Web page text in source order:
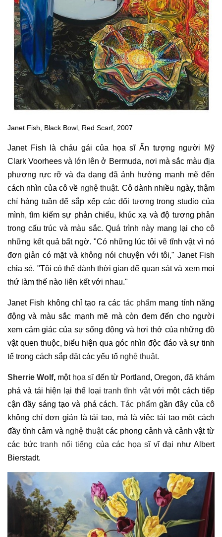
Janet Fish, Black Bowl, Red Scarf, 2007
Janet Fish là cháu gái của họa sĩ Ấn tượng người Mỹ
Clark Voorhees và lớn lên ở Bermuda, nơi mà sắc màu địa
phương rực rỡ và đa dạng đã ảnh hưởng mạnh mẽ đến
cách nhìn của cô về nghệ thuật. Cô dành nhiều ngày, thậm
chí hàng tuần để sắp xếp các đối tượng trong studio của
mình, tìm kiếm sự phản chiếu, khúc xạ và độ tương phản
trong cấu trúc và màu sắc. Quá trình này mang lại cho cô
những kết quả bất ngờ. "Có những lúc tôi vẽ tĩnh vật vì nó
đơn giản có mặt và không nói chuyện với tôi," Janet Fish
chia sẻ. "Tôi có thể dành thời gian để quan sát và xem mọi
thứ làm thế nào liên kết với nhau."
Janet Fish không chỉ tạo ra các tác phẩmmang tính năng
động và màu sắc mạnh mẽ mà còn đem đến cho người
xem cảm giác của sự sống động và hơi thở của những đồ
vật quen thuộc, biểu hiện qua góc nhìn độc đáo và sự tinh
tế trong cách sắp đặt các yếu tố nghệ thuật.
Sherrie Wolf, một họa sĩđến từ Portland, Oregon, đã khám
phá và tái hiện lại thể loạitranh tĩnh vậtvới một cách tiếp
cận đầy sáng tạo và phá cách.Tác phẩmgần đây của cô
không chỉ đơn giản là tái tạo, mà là việc tái tạo một cách
đầy tình cảm và nghệ thuậtcác phong cảnh và cảnh vật từ
các bức tranh nổi tiếng của các họa sĩvĩ đại như Albert
Bierstadt.